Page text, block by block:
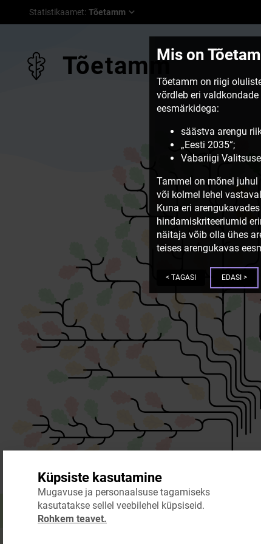
Statistikaamet: Tõetamm
Tõetamm
Küpsiste kasutamine
Mugavuse ja personaalsuse tagamiseks
kasutatakse sellel veebilehel küpsiseid.
Rohkem teavet.
Mis on
Tõetamm on riigi
võrdleb eri
eesmärkidega:
säästva arengu
„Eesti 2035“;
Vabariigi
Tammel on mõnel
või kolmel lehel
Kuna eri
hindamiskriteeriumid
näitaja võib olla ühes
teises arengukavas
< TAGASI EDASI >